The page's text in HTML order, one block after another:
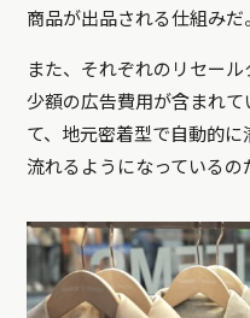
商品が出品される仕組みだ
また、それぞれのリセー
少額の広告費用が含まれ
て、地元密着型で自動的
流れるようになっているの